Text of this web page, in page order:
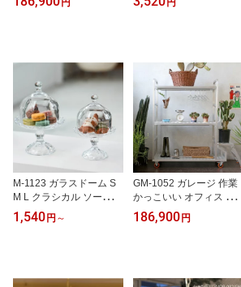
UM SHELF WITH STEP
円
H COLOR LENS 何個購
き おしゃれ メガネ GLA
SSES グラス UVカット
レンズ 紫外線対策 Glass
es
円
M-1123 ガラスドーム S
M L クラシカル ソーダガ
ラス ガラス 台所 デザー
ト皿 洋食器 ケーキ フリ
ドメイド DULTON ダル
1,540 円 ～
GM-1052 ガレージ 作業
かっこいい オフィス ス
テップ付き什器 ALUMIN
UM SHELF WITH STEP
186,900 円